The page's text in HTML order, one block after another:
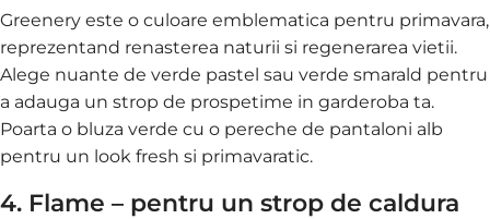
Greenery este o culoare emblematica pentru primavara,
reprezentand renasterea naturii si regenerarea vietii.
Alege nuante de verde pastel sau verde smarald pentru
a adauga un strop de prospetime in garderoba ta.
Poarta o bluza verde cu o pereche de pantaloni alb
pentru un look fresh si primavaratic.
4. Flame – pentru un strop de caldura